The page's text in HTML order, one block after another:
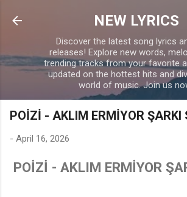
Skip to main content
NEW LYRICS
Discover the latest song lyrics
releases! Explore new words,
trending tracks from your favorite
updated on the hottest hits and
world of music. Join us
POİZİ - AKLIM ERMİYOR ŞARKI
- April 16, 2026
POİZİ - AKLIM ERMİYOR